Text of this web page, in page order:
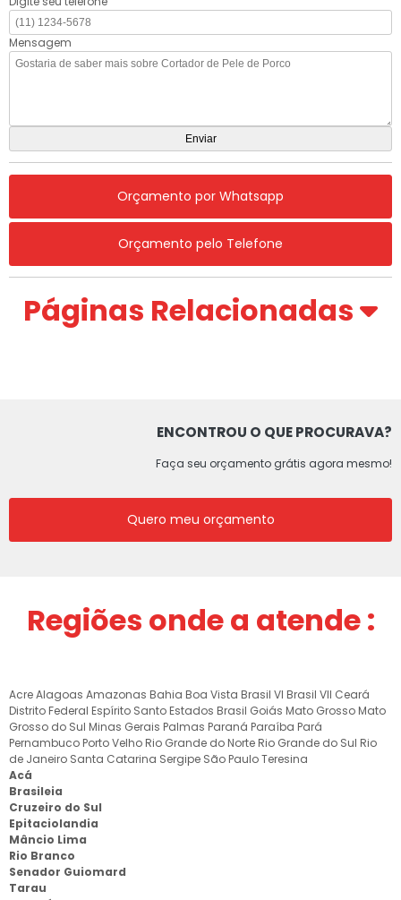
Mensagem
Orçamento por Whatsapp
Orçamento pelo Telefone
Páginas Relacionadas
ENCONTROU O QUE PROCURAVA?
Faça seu orçamento grátis agora mesmo!
Quero meu orçamento
Regiões onde a atende :
AcreAlagoas Amazonas Bahia Boa Vista Brasil VI Brasil VII Ceará
Distrito Federal Espírito Santo Estados Brasil Goiás Mato Grosso Mato
Grosso do Sul Minas Gerais Palmas Paraná Paraíba Pará
Pernambuco Porto Velho Rio Grande do Norte Rio Grande do Sul Rio
de Janeiro Santa Catarina Sergipe São PauloTeresina
Acá
Brasileia
Cruzeiro do Sul
Epitaciolandia
Mâncio Lima
Rio Branco
Senador Guiomard
Tarau